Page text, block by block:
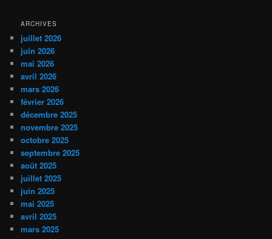
ARCHIVES
juillet 2026
juin 2026
mai 2026
avril 2026
mars 2026
février 2026
décembre 2025
novembre 2025
octobre 2025
septembre 2025
août 2025
juillet 2025
juin 2025
mai 2025
avril 2025
mars 2025